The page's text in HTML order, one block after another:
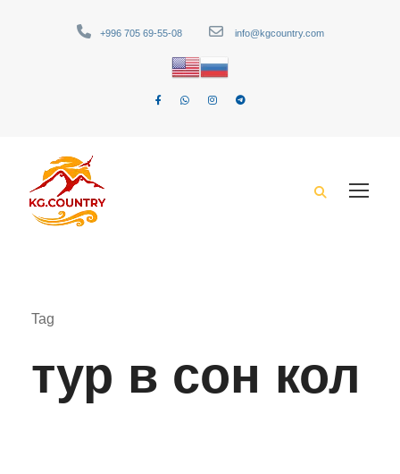
+996 705 69-55-08 info@kgcountry.com
Tag
тур в сон кол